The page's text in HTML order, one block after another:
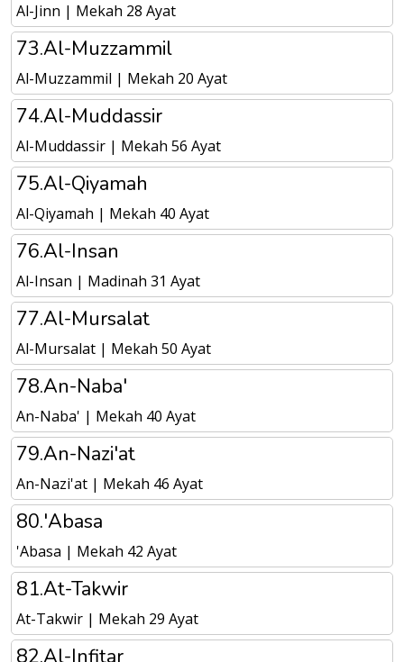
Al-Jinn | Mekah 28 Ayat
73.Al-Muzzammil
Al-Muzzammil | Mekah 20 Ayat
74.Al-Muddassir
Al-Muddassir | Mekah 56 Ayat
75.Al-Qiyamah
Al-Qiyamah | Mekah 40 Ayat
76.Al-Insan
Al-Insan | Madinah 31 Ayat
77.Al-Mursalat
Al-Mursalat | Mekah 50 Ayat
78.An-Naba'
An-Naba' | Mekah 40 Ayat
79.An-Nazi'at
An-Nazi'at | Mekah 46 Ayat
80.'Abasa
'Abasa | Mekah 42 Ayat
81.At-Takwir
At-Takwir | Mekah 29 Ayat
82.Al-Infitar